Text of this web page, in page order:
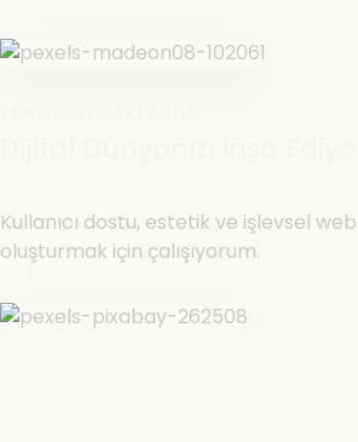
Kullanıcı dostu, estetik ve işlevsel
oluşturmak için çalışıyorum.